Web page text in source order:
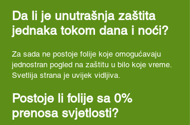
Da li je unutrašnja zaštita
jednaka tokom dana i noći?
Za sada ne postoje folije koje omogućavaju
jednostran pogled na zaštitu u bilo koje vreme.
Svetlija strana je uvijek vidljiva.
Postoje li folije sa 0%
prenosa svjetlosti?